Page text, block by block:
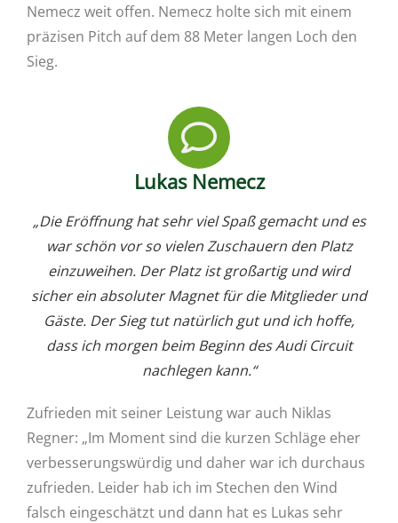
Nemecz weit offen. Nemecz holte sich mit einem
präzisen Pitch auf dem 88 Meter langen Loch den
Sieg.
Lukas Nemecz
„Die Eröffnung hat sehr viel Spaß gemacht und es
war schön vor so vielen Zuschauern den Platz
einzuweihen. Der Platz ist großartig und wird
sicher ein absoluter Magnet für die Mitglieder und
Gäste. Der Sieg tut natürlich gut und ich hoffe,
dass ich morgen beim Beginn des Audi Circuit
nachlegen kann.“
Zufrieden mit seiner Leistung war auch Niklas
Regner: „Im Moment sind die kurzen Schläge eher
verbesserungswürdig und daher war ich durchaus
zufrieden. Leider hab ich im Stechen den Wind
falsch eingeschätzt und dann hat es Lukas sehr